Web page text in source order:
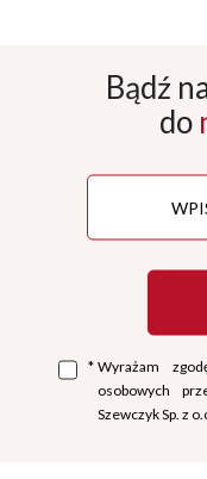
Bądź
do
* Wyrażam
osobowych
Szewczyk Sp. z